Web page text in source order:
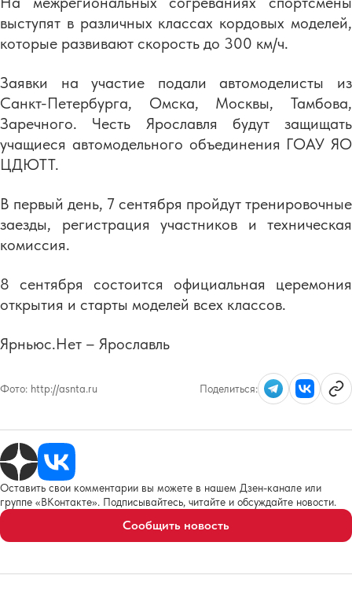
выступят в различных классах кордовых моделей,
которые развивают скорость до 300 км/ч.
Заявки на участие подали автомоделисты из
Санкт-Петербурга, Омска, Москвы, Тамбова,
Заречного. Честь Ярославля будут защищать
учащиеся автомодельного объединения ГОАУ ЯО
ЦДЮТТ.
В первый день, 7 сентября пройдут тренировочные
заезды, регистрация участников и техническая
комиссия.
8 сентября состоится официальная церемония
открытия и старты моделей всех классов.
Ярньюс.Нет – Ярославль
Фото: http://asnta.ru Поделиться:
Оставить свои комментарии вы можете в нашем Дзен-канале или
группе «ВКонтакте». Подписывайтесь, читайте и обсуждайте новости.
Сообщить новость